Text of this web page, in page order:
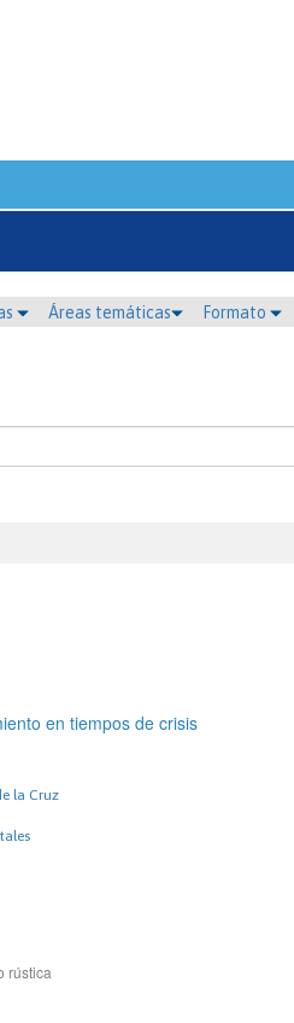
Áreas temáticas Formato
en tiempos de crisis
la Cruz
rústica